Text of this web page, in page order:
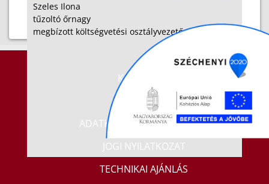
Szeles Ilona
tűzoltó őrnagy
megbízott költségvetési osztályvezető
KAPCSOLAT
IMPRESSZUM
ADATKEZELÉSI TÁJÉKOZTATÓ
JOGI NYILATKOZAT
TECHNIKAI AJÁNLÁS